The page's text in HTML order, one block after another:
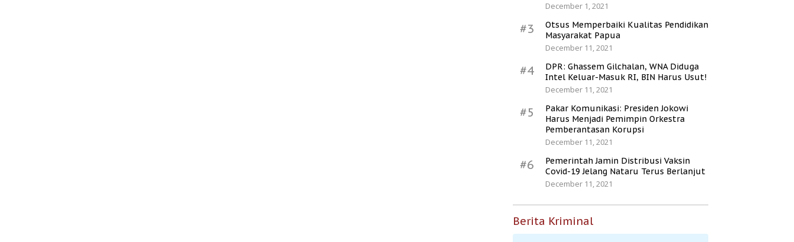
December 1, 2021
#3
Otsus Memperbaiki Kualitas Pendidikan
Masyarakat Papua
December 11, 2021
#4
DPR: Ghassem Gilchalan, WNA Diduga
Intel Keluar-Masuk RI, BIN Harus Usut!
December 11, 2021
#5
Pakar Komunikasi: Presiden Jokowi
Harus Menjadi Pemimpin Orkestra
Pemberantasan Korupsi
December 11, 2021
#6
Pemerintah Jamin Distribusi Vaksin
Covid-19 Jelang Nataru Terus Berlanjut
December 11, 2021
Berita Kriminal